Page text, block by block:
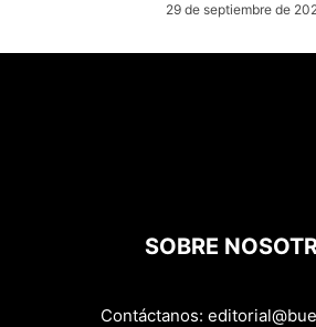
29 de septiembre de
SOBRE
Contáctanos: